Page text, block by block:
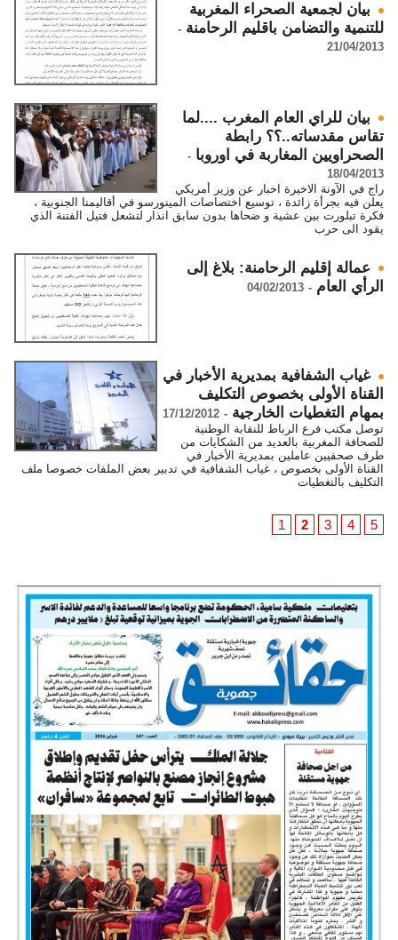
بيان لجمعية الصحراء المغربية
للتنمية والتضامن باقليم الرحامنة -
21/04/2013
بيان للراي العام المغرب ....لما
تقاس مقدساته..؟؟ رابطة
الصحراويين المغاربة في اوروبا -
18/04/2013
راج في الآونة الاخيرة اخبار عن وزير أمريكي
يعلن فيه بجرأة زائدة ، توسيع اختصاصات المينورسو في أقاليمنا الجنوبية ،
فكرة تبلورت بين عشية و ضحاها بدون سابق انذار لتشعل فتيل الفتنة الذي
يقود الى حرب
عمالة إقليم الرحامنة: بلاغ إلى
الرأي العام -
04/02/2013
غياب الشفافية بمديرية الأخبار في
القناة الأولى بخصوص التكليف
بمهام التغطيات الخارجية -
17/12/2012
توصل مكتب فرع الرباط للنقابة الوطنية
للصحافة المغربية بالعديد من الشكايات من
طرف صحفيين عاملين بمديرية الأخبار في
القناة الأولى بخصوص ، غياب الشفافية في تدبير بعض الملفات خصوصا ملف
التكليف بالتغطيات
1 2 3 4 5